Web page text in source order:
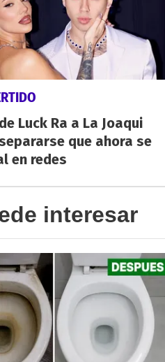
Luck Ra a La Joaqui
que ahora se
en redes
interesar